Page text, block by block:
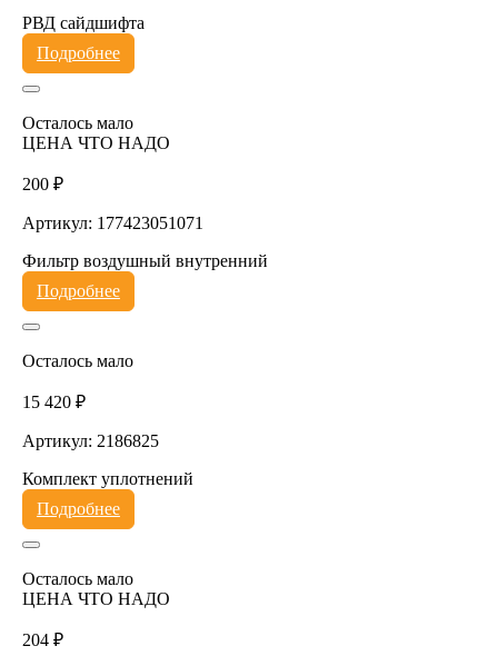
РВД сайдшифта
Подробнее
Осталось мало
ЦЕНА ЧТО НАДО
200 ₽
Артикул: 177423051071
Фильтр воздушный внутренний
Подробнее
Осталось мало
15 420 ₽
Артикул: 2186825
Комплект уплотнений
Подробнее
Осталось мало
ЦЕНА ЧТО НАДО
204 ₽